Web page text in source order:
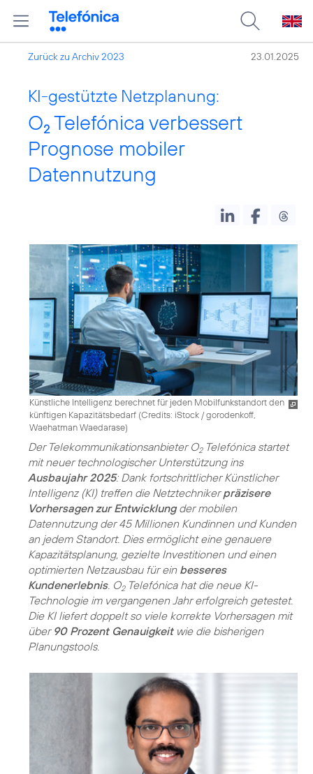
Zurück zu Archiv 2023 23.01.2025
KI-gestützte Netzplanung:
O2 Telefónica verbessert
Prognose mobiler
Datennutzung
Künstliche Intelligenz berechnet für jeden Mobilfunkstandort den
künftigen Kapazitätsbedarf (Credits: iStock / gorodenkoff,
Waehatman Waedarase)
Der Telekommunikationsanbieter O2Telefónica startet
mit neuer technologischer Unterstützung ins
Ausbaujahr 2025: Dank fortschrittlicher Künstlicher
Intelligenz (KI) treffen die Netztechnikerpräzisere
Vorhersagen zur Entwicklungder mobilen
Datennutzung der 45 Millionen Kundinnen und Kunden
an jedem Standort. Dies ermöglicht eine genauere
Kapazitätsplanung, gezielte Investitionen und einen
optimierten Netzausbau für ein besseres
Kundenerlebnis. O2Telefónica hat die neue KI-
Technologie im vergangenen Jahr erfolgreich getestet.
Die KI liefert doppelt so viele korrekte Vorhersagen mit
über 90 Prozent Genauigkeitwie die bisherigen
Planungstools.